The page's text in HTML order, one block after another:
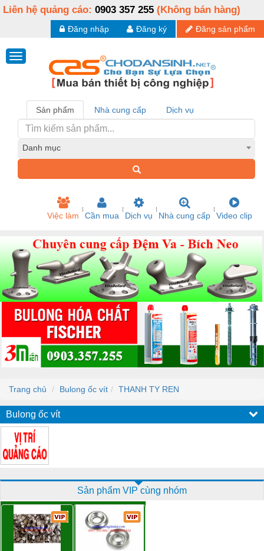
Liên hệ quảng cáo: 0903 357 255 (Không bán hàng)
Đăng sản phẩm
Đăng ký
Đăng nhập
Sản phẩm Nhà cung cấp Dịch vụ
Danh mục
Việc làm Cần mua Dịch vụ Nhà cung cấp Video clip
Trang chủ Bulong ốc vít THANH TY REN
Bulong ốc vít
Sản phẩm VIP cùng nhóm